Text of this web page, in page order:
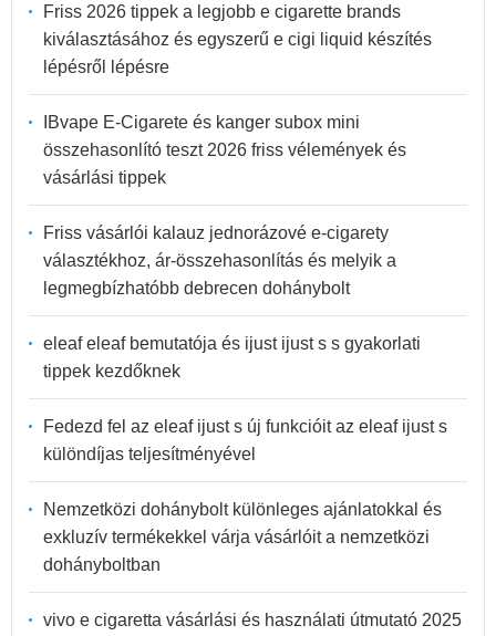
Friss 2026 tippek a legjobb e cigarette brands
kiválasztásához és egyszerű e cigi liquid készítés
lépésről lépésre
IBvape E-Cigarete és kanger subox mini
összehasonlító teszt 2026 friss vélemények és
vásárlási tippek
Friss vásárlói kalauz jednorázové e-cigarety
választékhoz, ár-összehasonlítás és melyik a
legmegbízhatóbb debrecen dohánybolt
eleaf eleaf bemutatója és ijust ijust s s gyakorlati
tippek kezdőknek
Fedezd fel az eleaf ijust s új funkcióit az eleaf ijust s
különdíjas teljesítményével
Nemzetközi dohánybolt különleges ajánlatokkal és
exkluzív termékekkel várja vásárlóit a nemzetközi
dohányboltban
vivo e cigaretta vásárlási és használati útmutató 2025